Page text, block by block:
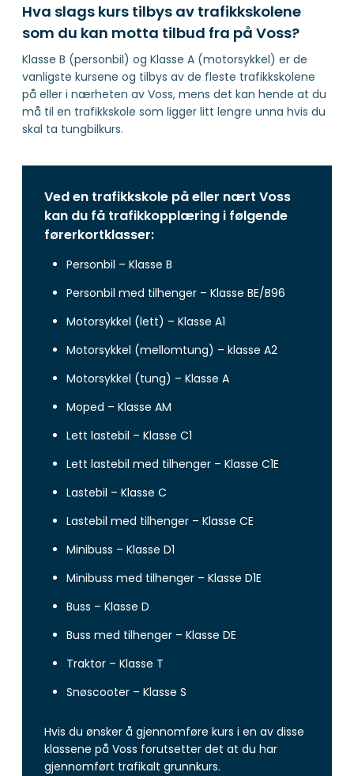
Hva slags kurs tilbys av trafikkskolene
som du kan motta tilbud fra på Voss?
Klasse B (personbil) og Klasse A (motorsykkel) er de
vanligste kursene og tilbys av de fleste trafikkskolene
på eller i nærheten av Voss, mens det kan hende at du
må til en trafikkskole som ligger litt lengre unna hvis du
skal ta tungbilkurs.
Ved en trafikkskole på eller nært Voss
kan du få trafikkopplæring i følgende
førerkortklasser:
Personbil – Klasse B
Personbil med tilhenger – Klasse BE/B96
Motorsykkel (lett) – Klasse A1
Motorsykkel (mellomtung) – klasse A2
Motorsykkel (tung) – Klasse A
Moped – Klasse AM
Lett lastebil – Klasse C1
Lett lastebil med tilhenger – Klasse C1E
Lastebil – Klasse C
Lastebil med tilhenger – Klasse CE
Minibuss – Klasse D1
Minibuss med tilhenger – Klasse D1E
Buss – Klasse D
Buss med tilhenger – Klasse DE
Traktor – Klasse T
Snøscooter – Klasse S
Hvis du ønsker å gjennomføre kurs i en av disse
klassene på Voss forutsetter det at du har
gjennomført trafikalt grunnkurs.